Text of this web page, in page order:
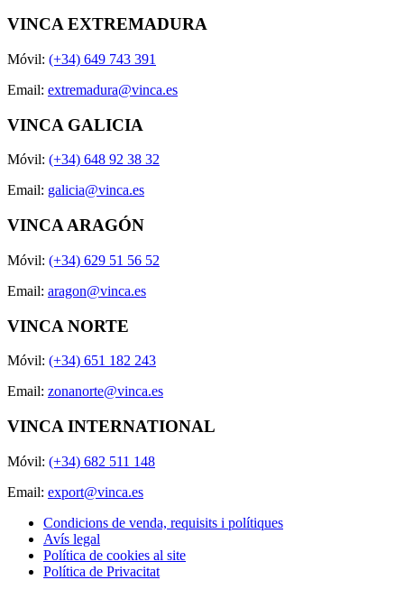
VINCA EXTREMADURA
Móvil: (+34) 649 743 391
Email: extremadura@vinca.es
VINCA GALICIA
Móvil: (+34) 648 92 38 32
Email: galicia@vinca.es
VINCA ARAGÓN
Móvil: (+34) 629 51 56 52
Email: aragon@vinca.es
VINCA NORTE
Móvil: (+34) 651 182 243
Email: zonanorte@vinca.es
VINCA INTERNATIONAL
Móvil: (+34) 682 511 148
Email: export@vinca.es
Condicions de venda, requisits i polítiques
Avís legal
Política de cookies al site
Política de Privacitat